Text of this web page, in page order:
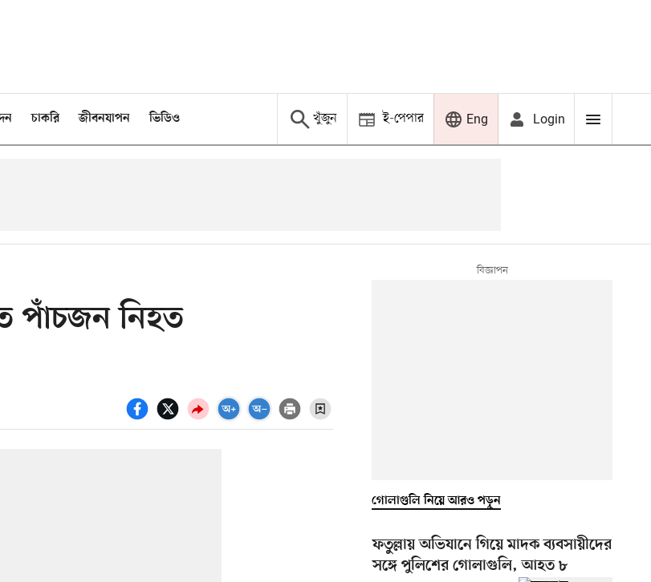
চাকরি জীবনযাপন ভিডিও খুঁজুন ই-পেপার Eng Login
পাঁচজন নিহত
গোলাগুলি নিয়ে আরও পড়ুন
ফতুল্লায় অভিযানে গিয়ে মাদক ব্যবসায়ীদের
সঙ্গে পুলিশের গোলাগুলি, আহত ৮